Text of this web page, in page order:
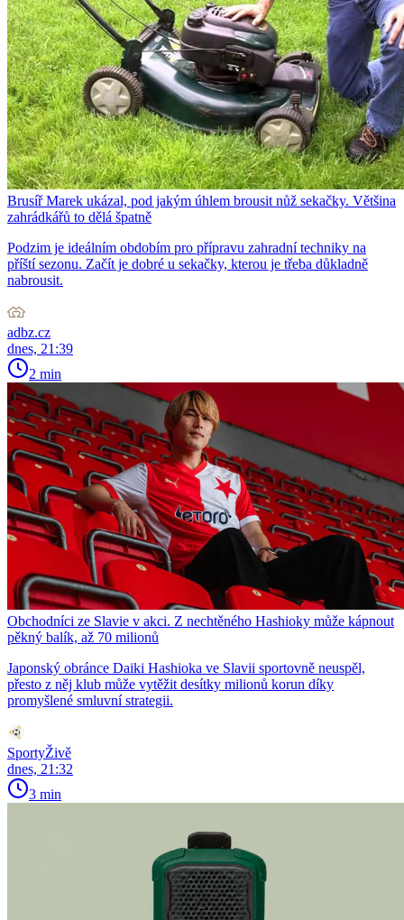
Brusíř Marek ukázal, pod jakým úhlem brousit nůž sekačky. Většina
zahrádkářů to dělá špatně
Podzim je ideálním obdobím pro přípravu zahradní techniky na
příští sezonu. Začít je dobré u sekačky, kterou je třeba důkladně
nabrousit.
adbz.cz
dnes, 21:39
2 min
Obchodníci ze Slavie v akci. Z nechtěného Hashioky může kápnout
pěkný balík, až 70 milionů
Japonský obránce Daiki Hashioka ve Slavii sportovně neuspěl,
přesto z něj klub může vytěžit desítky milionů korun díky
promyšlené smluvní strategii.
SportyŽivě
dnes, 21:32
3 min